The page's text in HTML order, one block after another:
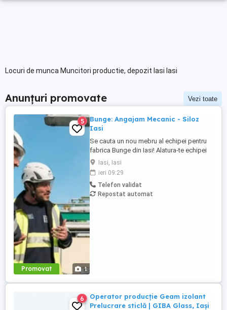
Locuri de munca Muncitori productie, depozit Iasi Iasi
Anunțuri promovate Vezi toate
Promovat 1
5
Bunge: Angajam Mecanic - Siloz
Iasi
Se cauta un nou mebru al echipei pentru
fabrica Bunge din Iasi! Alatura-te echipei
noastre si ajuta la construirea unei
organizatii care are misiunea de a conecta
fermierii cu consumatorii din intreaga
lume. Probabil ai auzit de brandurile
noastre locale de ulei, Floriol si Unisol?
Iasi, Iasi
ieri 09:29
Telefon validat
Repostat automat
6
Operator producție Geam izolant
Prelucrare sticlă | GIBA Glass, Iași